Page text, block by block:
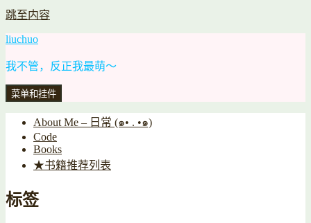
跳至内容
liuchuo
我不管，反正我最萌～
菜单和挂件
About Me – 日常 (๑• . •๑)
Code
Books
★书籍推荐列表
标签